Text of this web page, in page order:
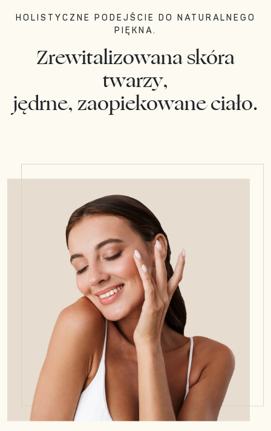
HOLISTYCZNE PODEJŚCIE DO NATURALNEGO
PIĘKNA.
Zrewitalizowana skóra
twarzy,
jędrne, zaopiekowane ciało.